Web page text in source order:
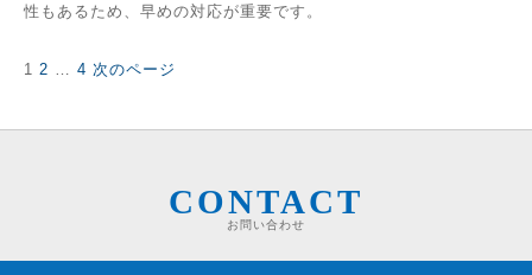
性もあるため、早めの対応が重要です。
投固
1 固
2 … 固
4 次のページ
CONTACT
お問い合わせ